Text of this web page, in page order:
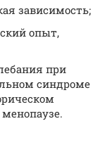
зависимость;
опыт,
при
синдроме